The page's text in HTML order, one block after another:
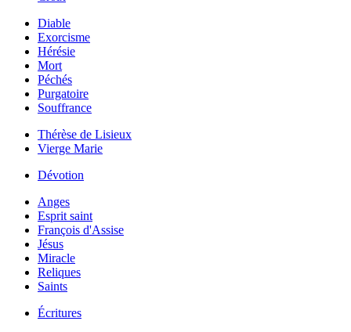
Diable
Exorcisme
Hérésie
Mort
Péchés
Purgatoire
Souffrance
Thérèse de Lisieux
Vierge Marie
Dévotion
Anges
Esprit saint
François d'Assise
Jésus
Miracle
Reliques
Saints
Écritures